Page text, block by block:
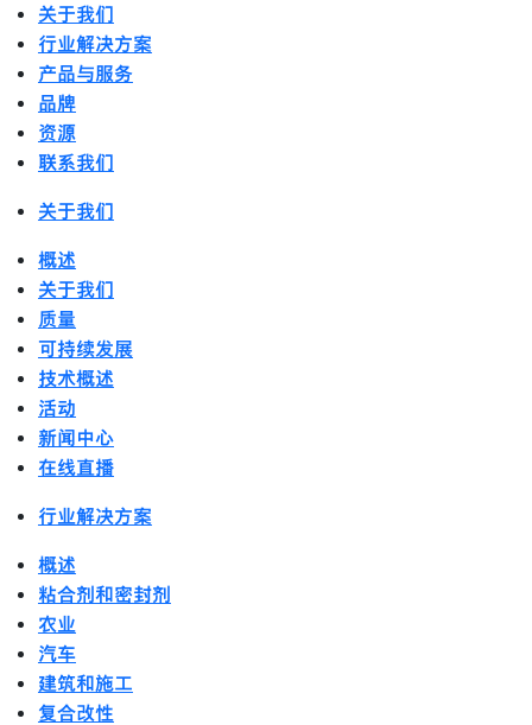
关于我们
行业解决方案
产品与服务
品牌
资源
联系我们
关于我们
概述
关于我们
质量
可持续发展
技术概述
活动
新闻中心
在线直播
行业解决方案
概述
粘合剂和密封剂
农业
汽车
建筑和施工
复合改性